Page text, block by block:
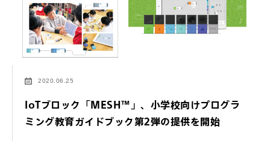
2020.06.25
IoTブロック「MESH™」、小学校向けプログラ
ミング教育ガイドブック第2弾の提供を開始